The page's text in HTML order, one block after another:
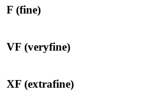
F (fine)
VF (veryfine)
XF (extrafine)